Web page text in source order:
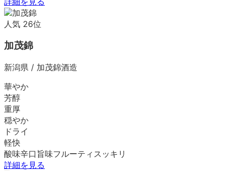
人気 26位
加茂錦
新潟県 / 加茂錦酒造
華やか
芳醇
重厚
穏やか
ドライ
軽快
酸味辛口 旨味フルーティ スッキリ
詳細を見る